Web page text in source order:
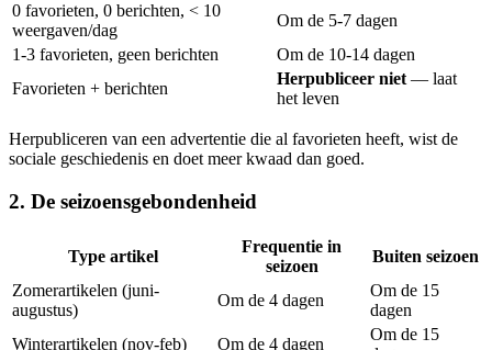
0 favorieten, 0 berichten, < 10
weergaven/dag
Om de 5-7 dagen
1-3 favorieten, geen berichten
Om de 10-14 dagen
Favorieten + berichten
Herpubliceer niet — laat
het leven
Herpubliceren van een advertentie die al favorieten heeft, wist de
sociale geschiedenis en doet meer kwaad dan goed.
2. De seizoensgebondenheid
Type artikel
Frequentie in
seizoen
Buiten seizoen
Zomerartikelen (juni-
augustus)
Om de 4 dagen
Om de 15
dagen
Winterartikelen (nov-feb)
Om de 4 dagen
Om de 15